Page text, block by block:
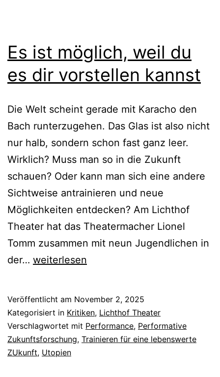
Es ist möglich, weil du
es dir vorstellen kannst
Die Welt scheint gerade mit Karacho den
Bach runterzugehen. Das Glas ist also nicht
nur halb, sondern schon fast ganz leer.
Wirklich? Muss man so in die Zukunft
schauen? Oder kann man sich eine andere
Sichtweise antrainieren und neue
Möglichkeiten entdecken? Am Lichthof
Theater hat das Theatermacher Lionel
Tomm zusammen mit neun Jugendlichen in
der… Es
weil
du
es
dir
weiterlesen
Veröffentlicht am November 2, 2025
Kategorisiert in Kritiken, Lichthof Theater
Verschlagwortet mit Performance, Performative
Zukunftsforschung, Trainieren für eine lebenswerte
ZUkunft, Utopien